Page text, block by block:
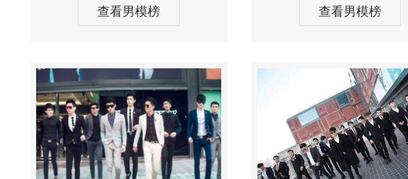
查看男模榜 查看男模榜